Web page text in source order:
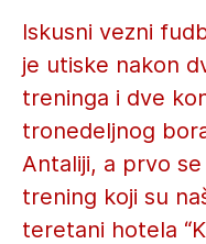
Iskusni vezni
je utiske nakon
treninga i dve
tronedeljnog
Antaliji, a prvo
trening koji su
teretani hotela